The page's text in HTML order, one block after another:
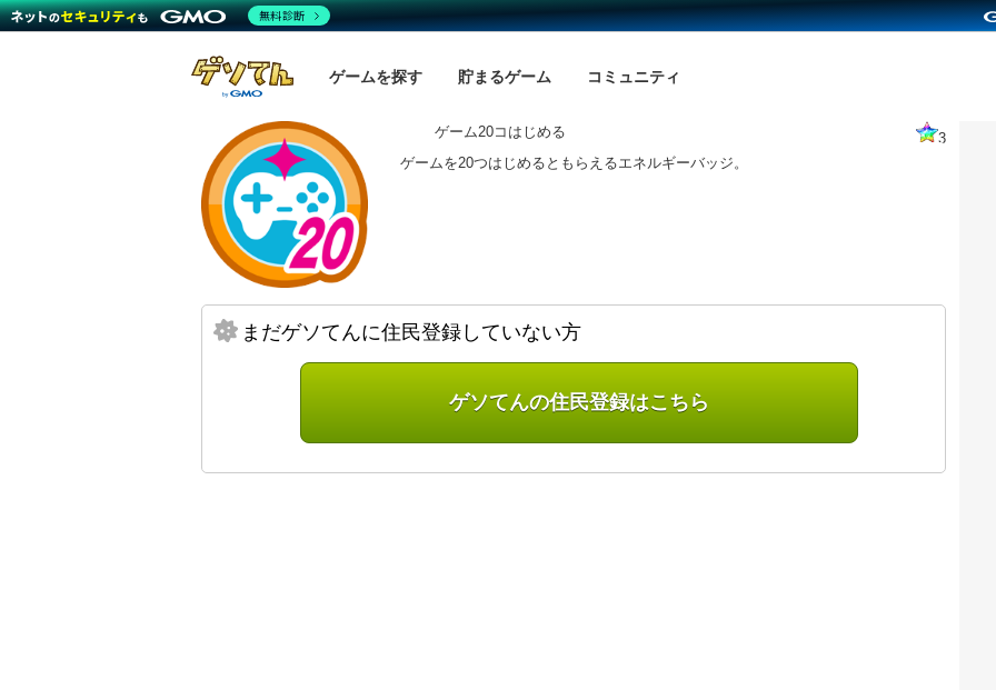
ゲームを探す 貯まるゲーム コミュニティ
ゲーム20コはじめる
3
ゲームを20つはじめるともらえるエネルギーバッジ。
まだゲソてんに住民登録していない方
ゲソてんの住民登録はこちら
無料診断